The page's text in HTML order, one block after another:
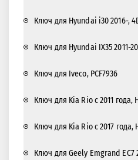
Ключ для Hyundai i30 2016-,
Ключ для Hyundai IX35 2011-
Ключ для Iveco, PCF7936
Ключ для Kia Rio с 2011 года,
Ключ для Kia Rio с 2017 года,
Ключ для Geely Emgrand EC7